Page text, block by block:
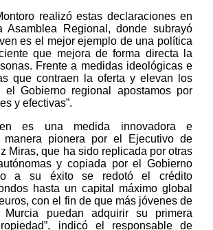
realizó estas declaraciones en
Regional, donde subrayó
es el mejor ejemplo de una política
que mejora de forma directa la
Frente a medidas ideológicas e
que contraen la oferta y elevan los
el Gobierno regional apostamos por
y efectivas”.
es una medida innovadora e
manera pionera por el Ejecutivo de
Miras, que ha sido replicada por otras
y copiada por el Gobierno
a su éxito se redotó el crédito
hasta un capital máximo global
con el fin de que más jóvenes de
puedan adquirir su primera
indicó el responsable de